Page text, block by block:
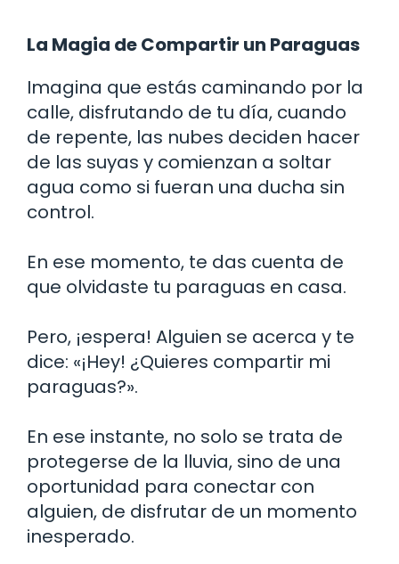
La Magia de Compartir un Paraguas
Imagina que estás caminando por la
calle, disfrutando de tu día, cuando
de repente, las nubes deciden hacer
de las suyas y comienzan a soltar
agua como si fueran una ducha sin
control.
En ese momento, te das cuenta de
que olvidaste tu paraguas en casa.
Pero, ¡espera! Alguien se acerca y te
dice: «¡Hey! ¿Quieres compartir mi
paraguas?».
En ese instante, no solo se trata de
protegerse de la lluvia, sino de una
oportunidad para conectar con
alguien, de disfrutar de un momento
inesperado.